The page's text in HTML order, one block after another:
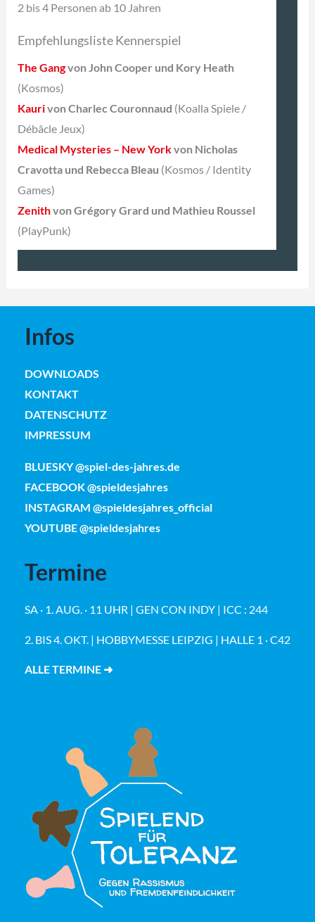
2 bis 4 Personen ab 10 Jahren
Empfehlungsliste Kennerspiel
The Gangvon John Cooper und Kory Heath
(Kosmos)
Kaurivon Charlec Couronnaud (Koalla Spiele /
Débâcle Jeux)
Medical Mysteries – New Yorkvon Nicholas
Cravotta und Rebecca Bleau (Kosmos / Identity
Games)
Zenithvon Grégory Grard und Mathieu Roussel
(PlayPunk)
Infos
DOWNLOADS
KONTAKT
DATENSCHUTZ
IMPRESSUM
BLUESKY @spiel-des-jahres.de
FACEBOOK @spieldesjahres
INSTAGRAM @spieldesjahres_official
YOUTUBE @spieldesjahres
Termine
SA · 1. AUG. · 11 UHR | GEN CON INDY | ICC : 244
2. BIS 4. OKT. | HOBBYMESSE LEIPZIG | HALLE 1 · C42
ALLE TERMINE ➜